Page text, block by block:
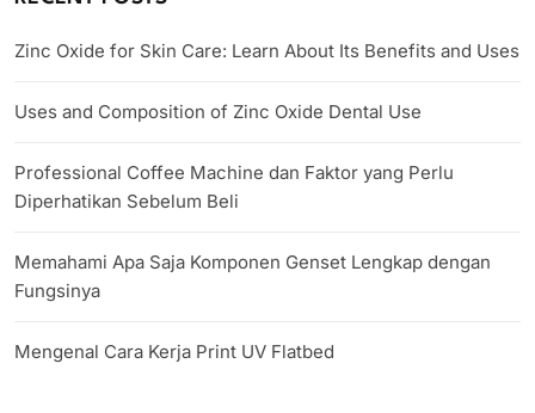
Zinc Oxide for Skin Care: Learn About Its Benefits and Uses
Uses and Composition of Zinc Oxide Dental Use
Professional Coffee Machine dan Faktor yang Perlu
Diperhatikan Sebelum Beli
Memahami Apa Saja Komponen Genset Lengkap dengan
Fungsinya
Mengenal Cara Kerja Print UV Flatbed